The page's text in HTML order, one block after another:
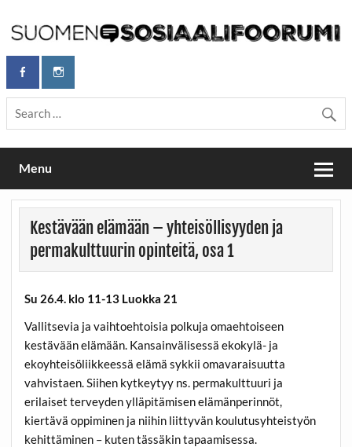
content
Maailmanparannuspäivät / Suomen
Sosiaalifoorumi
Maailmanparannuspäivät Lapinlahden Lähteellä, Helsingissä
26.–27.9.2026
Menu
Kestävään elämään – yhteisöllisyyden ja
permakulttuurin opinteitä, osa 1
Su 26.4. klo 11-13 Luokka 21
Vallitsevia ja vaihtoehtoisia polkuja omaehtoiseen
kestävään elämään. Kansainvälisessä ekokylä- ja
ekoyhteisöliikkeessä elämä sykkii omavaraisuutta
vahvistaen. Siihen kytkeytyy ns. permakulttuuri ja
erilaiset terveyden ylläpitämisen elämänperinnöt,
kiertävä oppiminen ja niihin liittyvän koulutusyhteistyön
kehittäminen – kuten tässäkin tapaamisessa.